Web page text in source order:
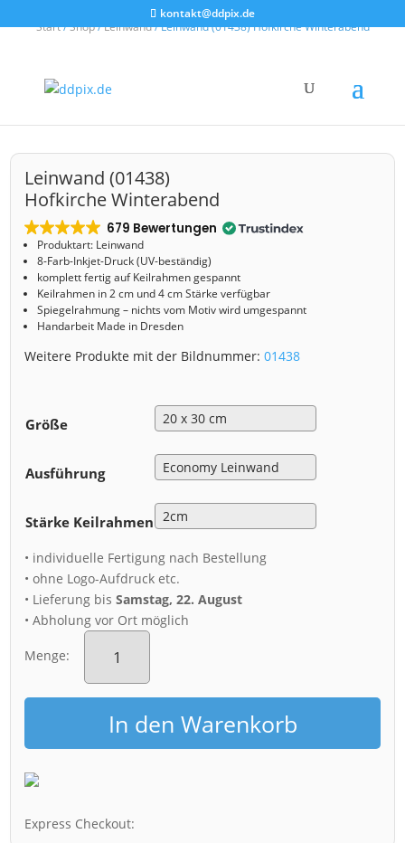
kontakt@ddpix.de
Start/Shop/Leinwand/ Leinwand (01438) Hofkirche Winterabend
Leinwand (01438)
Hofkirche Winterabend
679 Bewertungen
Produktart: Leinwand
8-Farb-Inkjet-Druck (UV-beständig)
komplett fertig auf Keilrahmen gespannt
Keilrahmen in 2 cm und 4 cm Stärke verfügbar
Spiegelrahmung – nichts vom Motiv wird umgespannt
Handarbeit Made in Dresden
Weitere Produkte mit der Bildnummer:01438
Größe
Ausführung
Stärke Keilrahmen
• individuelle Fertigung nach Bestellung
• ohne Logo-Aufdruck etc.
• Lieferung bisSamstag, 22. August
• Abholung vor Ort möglich
Menge:
Leinwand
(01438)
Winterabend
Menge
In den Warenkorb
Express Checkout: